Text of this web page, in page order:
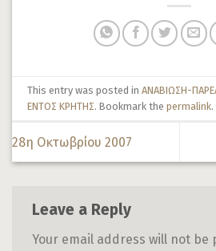
This entry was posted inΑΝΑΒΙΩΣΗ-
ΕΝΤΟΣ ΚΡΗΤΗΣ. Bookmark thepermalink.
28η Οκτωβρίου 2007
Leave a Reply
Your email address will not be